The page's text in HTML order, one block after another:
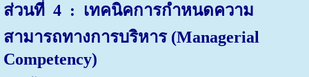
ส่วนที่ 4 : เทคนิคการกำหนดความ
สามารถทางการบริหาร (Managerial
Competency)